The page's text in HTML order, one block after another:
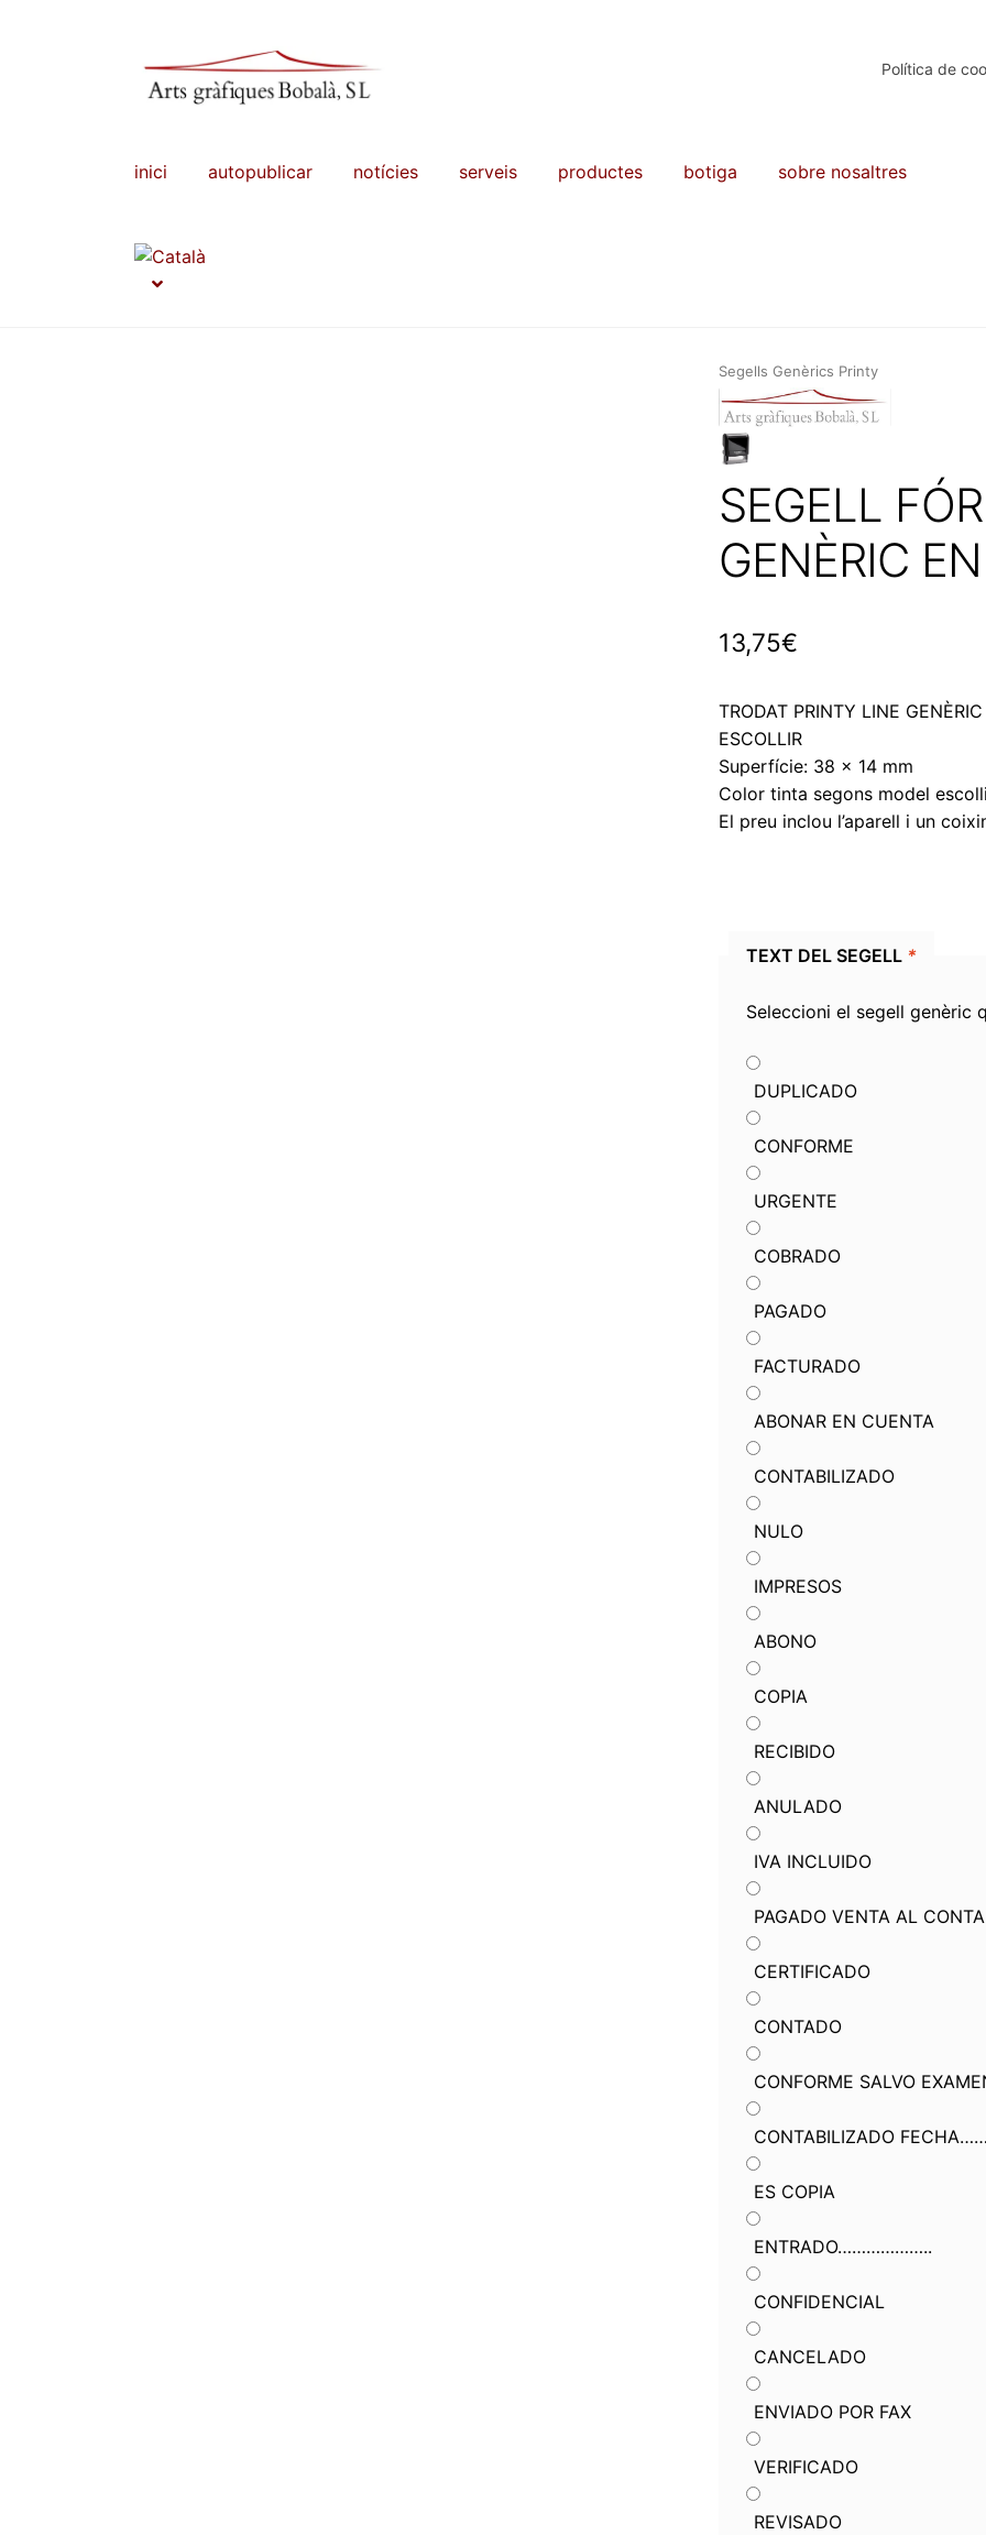
Política de
inici autopublicar notícies serveis productes botiga sobre nosaltres
Segells Genèrics Printy
SEGELL
GENÈRIC
13,75€
TRODAT PRINTY LINE
ESCOLLIR
Superfície: 38 x 14 mm
Color tinta segons model
El preu inclou l’aparell i un
TEXT DEL SEGELL *
Seleccioni el segell genèric
DUPLICADO
CONFORME
URGENTE
COBRADO
PAGADO
FACTURADO
ABONAR EN CUENTA
CONTABILIZADO
NULO
IMPRESOS
ABONO
COPIA
RECIBIDO
ANULADO
IVA INCLUIDO
PAGADO VENTA AL
CERTIFICADO
CONTADO
CONFORME SALVO
CONTABILIZADO
ES COPIA
ENTRADO………………..
CONFIDENCIAL
CANCELADO
ENVIADO POR FAX
VERIFICADO
REVISADO